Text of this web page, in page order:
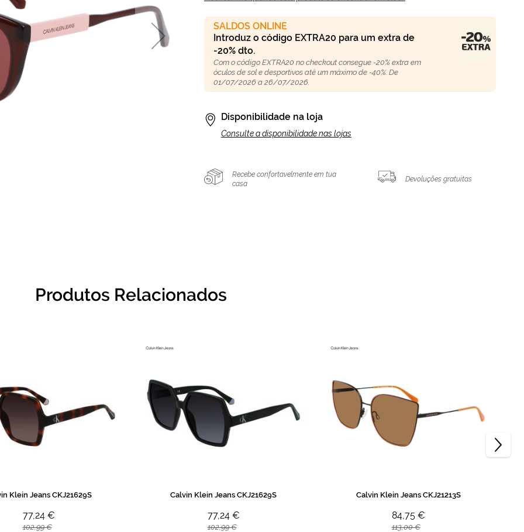
SALDOS ONLINE
Introduz o código EXTRA20 para um extra de
-20% dto.
Com o código EXTRA20 no checkout consegue -20% extra em
óculos de sol e desportivos até um máximo de -40%. De
01/07/2026 a 26/07/2026.
Disponibilidade na loja
Consulte a disponibilidade nas lojas
Recebe confortavelmente em tua
casa
Devoluções gratuitas
Produtos Relacionados
Klein Jeans CKJ21629S
77,24 €
102,99 €
Calvin Klein Jeans CKJ21629S
77,24 €
102,99 €
Calvin Klein Jeans CKJ21213S
84,75 €
113,00 €